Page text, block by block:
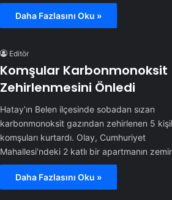
Daha Fazlasını Oku »
Editör
Komşular Karbonmonoksit
Zehirlenmesini Önledi
Hatay’ın Belen ilçesinde sobadan sızan
karbonmonoksit gazından zehirlenen 5
komşuları kurtardı. Olay, Cumhuriyet
Mahallesi’ndeki 2 katlı bir apartmanın
Daha Fazlasını Oku »